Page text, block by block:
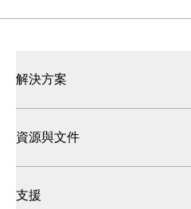
解決方案
資源與文件
支援